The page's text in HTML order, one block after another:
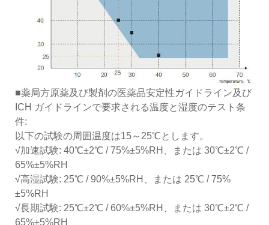
■薬局方原薬及び製剤の医薬品安定性ガイドライン及び
ICH ガイドラインで要求される温度と湿度のテスト条
件:
以下の試験の周囲温度は15～25℃とします。
√加速試験: 40℃±2℃ / 75%±5%RH、または 30℃±2℃ /
65%±5%RH
√高湿試験: 25℃ / 90%±5%RH、または 25℃ / 75%
±5%RH
√長期試験: 25℃±2℃ / 60%±5%RH、または 30℃±2℃ /
65%±5%RH